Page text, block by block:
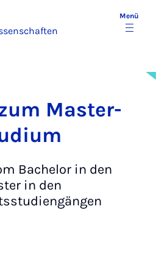
Menü
Mas­ter­
Bachelor in den
in den